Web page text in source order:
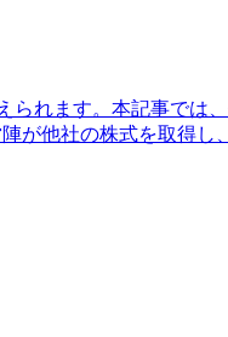
れます。本記事では
他社の株式を取得